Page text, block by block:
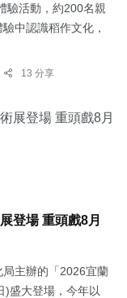
驗活動，約200名親
中認識稻作文化，
13 分享
登場 重頭戲8月
局主辦的「2026宜蘭
)盛大登場，今年以